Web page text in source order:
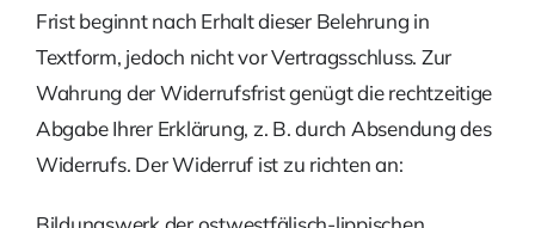
Frist beginnt nach Erhalt dieser Belehrung in
Textform, jedoch nicht vor Ver­tragsschluss. Zur
Wahrung der Widerrufsfrist genügt die rechtzeitige
Abgabe Ihrer Erklärung, z. B. durch Absendung des
Widerrufs. Der Widerruf ist zu richten an: